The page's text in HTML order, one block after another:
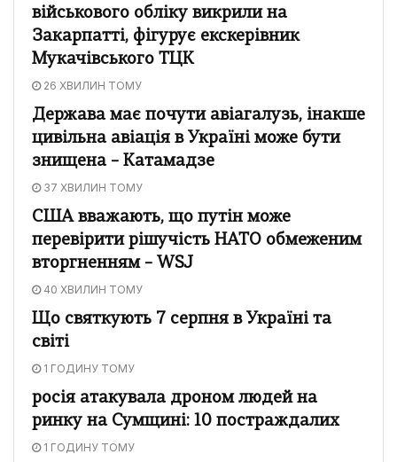
військового обліку викрили на
Закарпатті, фігурує екскерівник
Мукачівського ТЦК
26 ХВИЛИН ТОМУ
Держава має почути авіагалузь, інакше
цивільна авіація в Україні може бути
знищена – Катамадзе
37 ХВИЛИН ТОМУ
США вважають, що путін може
перевірити рішучість НАТО обмеженим
вторгненням – WSJ
40 ХВИЛИН ТОМУ
Що святкують 7 серпня в Україні та
світі
1 ГОДИНУ ТОМУ
росія атакувала дроном людей на
ринку на Сумщині: 10 постраждалих
1 ГОДИНУ ТОМУ